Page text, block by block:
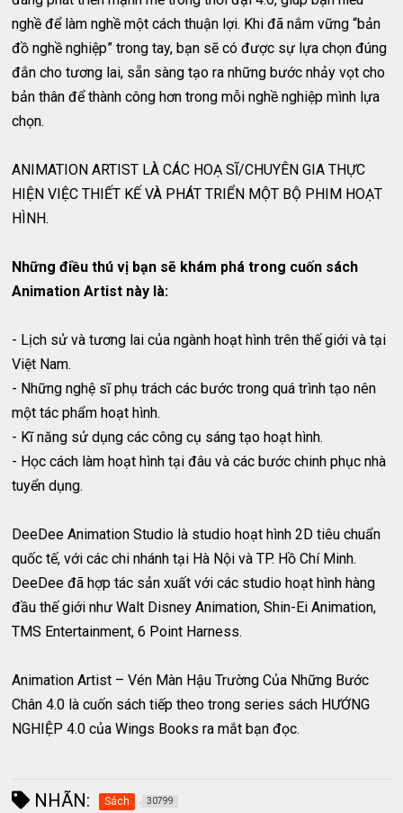
nghề để làm nghề một cách thuận lợi. Khi đã nắm vững “bản
đồ nghề nghiệp” trong tay, bạn sẽ có được sự lựa chọn đúng
đắn cho tương lai, sẵn sàng tạo ra những bước nhảy vọt cho
bản thân để thành công hơn trong mỗi nghề nghiệp mình lựa
chọn.
ANIMATION ARTIST LÀ CÁC HOẠ SĨ/CHUYÊN GIA THỰC
HIỆN VIỆC THIẾT KẾ VÀ PHÁT TRIỂN MỘT BỘ PHIM HOẠT
HÌNH.
Những điều thú vị bạn sẽ khám phá trong cuốn sách
Animation Artist này là:
- Lịch sử và tương lai của ngành hoạt hình trên thế giới và tại
Việt Nam.
- Những nghệ sĩ phụ trách các bước trong quá trình tạo nên
một tác phẩm hoạt hình.
- Kĩ năng sử dụng các công cụ sáng tạo hoạt hình.
- Học cách làm hoạt hình tại đâu và các bước chinh phục nhà
tuyển dụng.
DeeDee Animation Studio là studio hoạt hình 2D tiêu chuẩn
quốc tế, với các chi nhánh tại Hà Nội và TP. Hồ Chí Minh.
DeeDee đã hợp tác sản xuất với các studio hoạt hình hàng
đầu thế giới như Walt Disney Animation, Shin-Ei Animation,
TMS Entertainment, 6 Point Harness.
Animation Artist – Vén Màn Hậu Trường Của Những Bước
Chân 4.0 là cuốn sách tiếp theo trong series sách HƯỚNG
NGHIỆP 4.0 của Wings Books ra mắt bạn đọc.
NHÃN: Sách 30799